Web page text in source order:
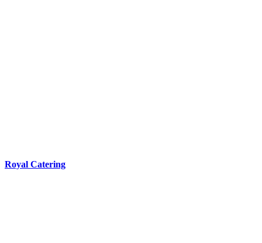
Royal Catering